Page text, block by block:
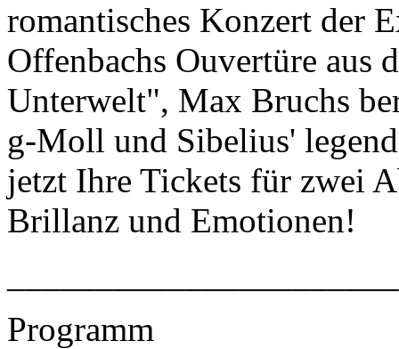
romantisches Konzert der
Offenbachs Ouvertüre aus
Unterwelt", Max Bruchs
g-Moll und Sibelius'
jetzt Ihre Tickets für zwei
Brillanz und Emotionen!
Programm